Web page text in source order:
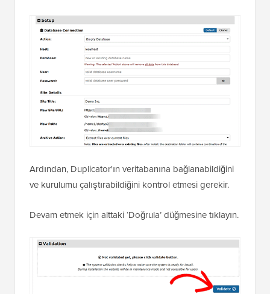
Ardından, Duplicator'ın veritabanına bağlanabildiğini
ve kurulumu çalıştırabildiğini kontrol etmesi gerekir.
Devam etmek için alttaki ‘Doğrula’ düğmesine tıklayın.